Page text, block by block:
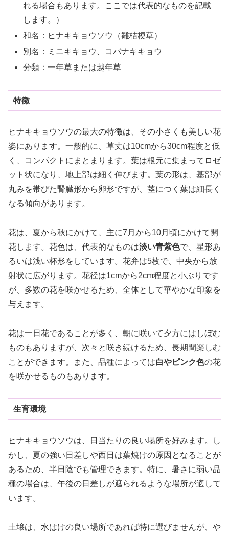
れる場合もあります。ここでは代表的なものを記載
します。）
和名：ヒナキキョウソウ（雛桔梗草）
別名：ミニキキョウ、コバナキキョウ
分類：一年草または越年草
特徴
ヒナキキョウソウの最大の特徴は、その小さくも美しい花
姿にあります。一般的に、草丈は10cmから30cm程度と低
く、コンパクトにまとまります。葉は根元に集まってロゼ
ット状になり、地上部は細く伸びます。葉の形は、基部が
丸みを帯びた腎臓形から卵形ですが、茎につく葉は細長く
なる傾向があります。
花は、夏から秋にかけて、主に7月から10月頃にかけて開
花します。花色は、代表的なものは淡い青紫色で、星形あ
るいは浅い杯形をしています。花弁は5枚で、中央から放
射状に広がります。花径は1cmから2cm程度と小ぶりです
が、多数の花を咲かせるため、全体として華やかな印象を
与えます。
花は一日花であることが多く、朝に咲いて夕方にはしぼむ
ものもありますが、次々と咲き続けるため、長期間楽しむ
ことができます。また、品種によっては白やピンク色の花
を咲かせるものもあります。
生育環境
ヒナキキョウソウは、日当たりの良い場所を好みます。し
かし、夏の強い日差しや西日は葉焼けの原因となることが
あるため、半日陰でも管理できます。特に、暑さに弱い品
種の場合は、午後の日差しが遮られるような場所が適して
います。
土壌は、水はけの良い場所であれば特に選びませんが、や